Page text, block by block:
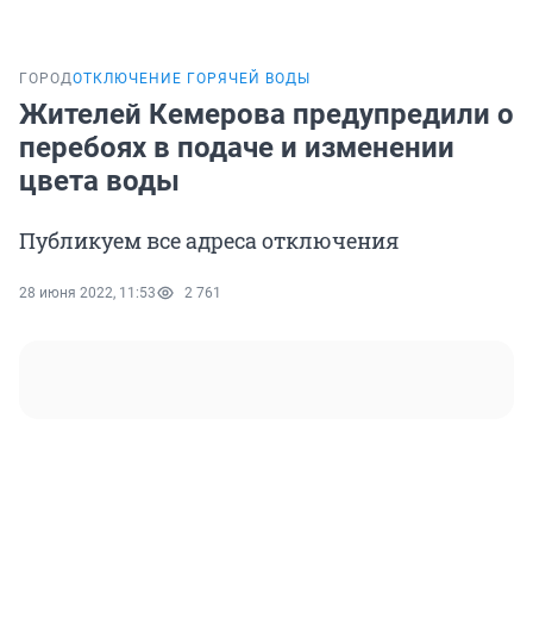
ГОРОДОТКЛЮЧЕНИЕ ГОРЯЧЕЙ ВОДЫ
Жителей Кемерова предупредили о
перебоях в подаче и изменении
цвета воды
Публикуем все адреса отключения
28 июня 2022, 11:53 2 761